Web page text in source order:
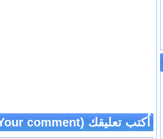
اُكتب تعليقك (Your comment):